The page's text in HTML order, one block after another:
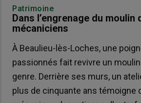
Patrimoine
Dans l’engrenage du moulin
mécaniciens
À Beaulieu-lès-Loches, une
passionnés fait revivre un
genre. Derrière ses murs, un
plus de cinquante ans témoigne